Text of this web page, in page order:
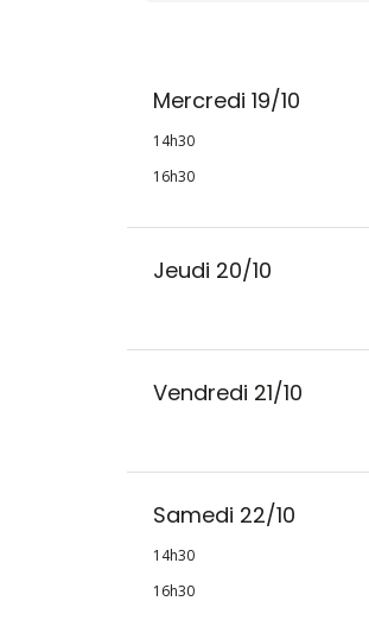
Mercredi 19/10
14h30
16h30
Jeudi 20/10
Vendredi 21/10
Samedi 22/10
14h30
16h30